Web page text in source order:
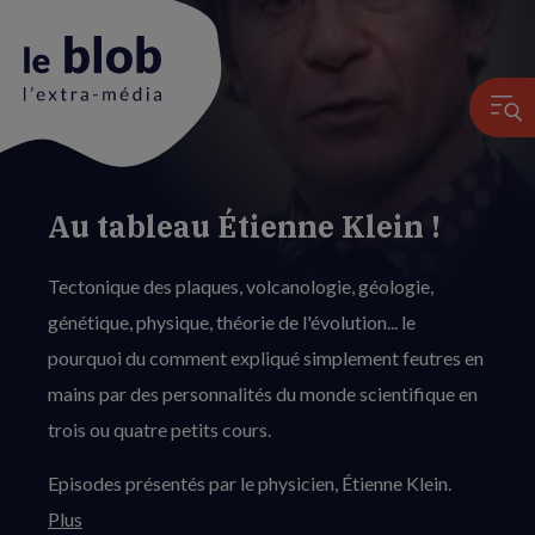
AnimationAu tableau Étienne Klein !
Tectonique des plaques, volcanologie, géologie,
génétique, physique, théorie de l'évolution... le
pourquoi du comment expliqué simplement feutres en
mains par des personnalités du monde scientifique en
trois ou quatre petits cours.
Episodes présentés par le physicien, Étienne Klein.
Plus